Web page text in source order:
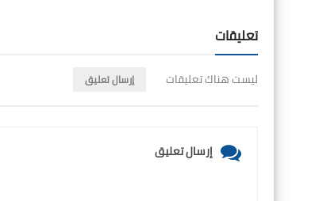
تعليقات
ليست هناك تعليقات إرسال تعليق
إرسال تعليق